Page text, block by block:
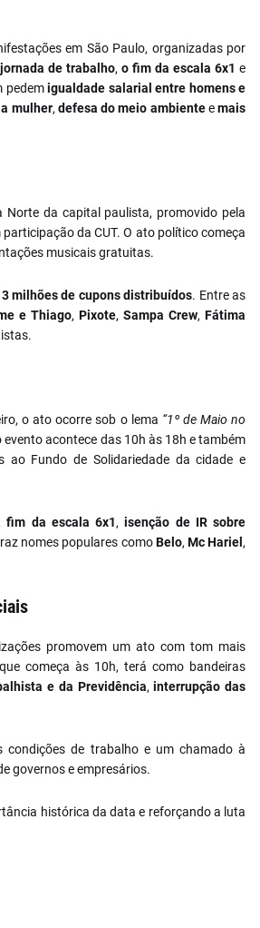
em São Paulo, organizadas por
de trabalho, o fim da escala 6x1 e
pedemigualdade salarial entre homens e
mulher, defesa do meio ambienteemais
Norte da capital paulista, promovido pela
participação da CUT. O ato político começa
musicais gratuitas.
3 milhões de cupons distribuídos. Entre as
e Thiago, Pixote, Sampa Crew,Fátima
o ato ocorre sob o lema “1º de Maio no
acontece das 10h às 18h e também
ao Fundo de Solidariedade da cidade e
,fim da escala 6x1,isenção de IR sobre
nomes populares comoBelo, Mc Hariel ,
promovem um ato com tom mais
começa às 10h, terá como bandeiras
e da Previdência,interrupção das
condições de trabalho e um chamado à
governos e empresários.
histórica da data e reforçando a luta